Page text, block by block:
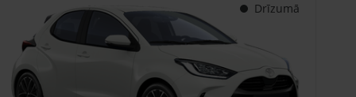
Drīzumā